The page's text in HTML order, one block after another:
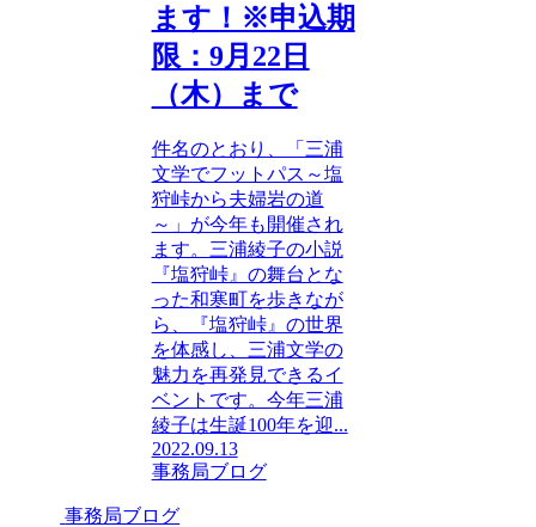
ます！※申込期
限：9月22日
（木）まで
件名のとおり、「三浦
文学でフットパス～塩
狩峠から夫婦岩の道
～」が今年も開催され
ます。三浦綾子の小説
『塩狩峠』の舞台とな
った和寒町を歩きなが
ら、『塩狩峠』の世界
を体感し、三浦文学の
魅力を再発見できるイ
ベントです。今年三浦
綾子は生誕100年を迎...
2022.09.13
事務局ブログ
事務局ブログ